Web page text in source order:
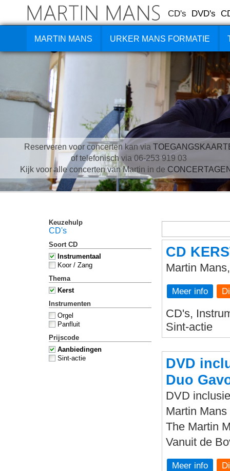
CD's DVD's
MARTIN MANS URKER MANS FORMATIE
Reserveren voor concerten kan via
of telefonisch via 06-253 919 03
Kijk voor alle concerten van Martin in de
Keuzehulp
CD's
Soort CD
Instrumentaal
Koor / Zang
Thema
Kerst
Instrumenten
Orgel
Panfluit
Prijscode
Aanbiedingen
Sint-actie
CD
Martin
Meer info
CD's,
Sint-actie
DVD
Duo
DVD
Martin
The Martin
Vanuit de
Meer info